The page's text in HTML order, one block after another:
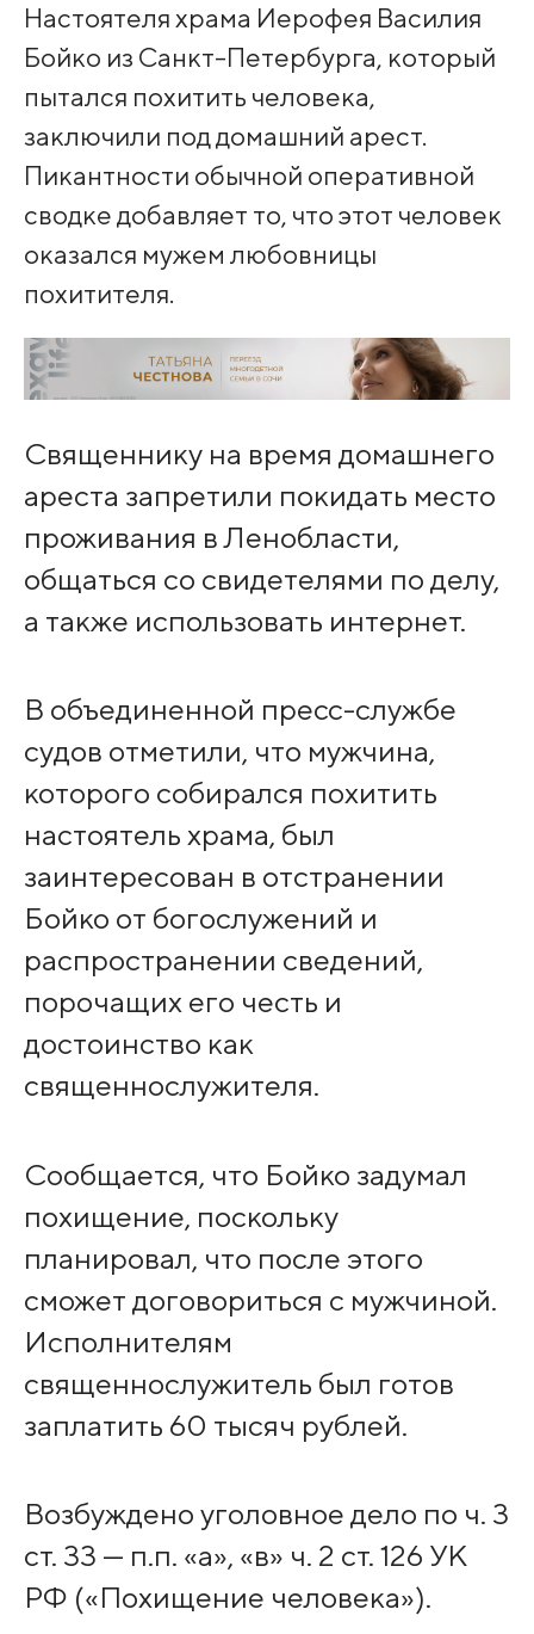
Настоятеля храма Иерофея Василия
Бойко из Санкт-Петербурга, который
пытался похитить человека,
заключили под домашний арест.
Пикантности обычной оперативной
сводке добавляет то, что этот человек
оказался мужем любовницы
похитителя.
Священнику на время домашнего
ареста запретили покидать место
проживания в Ленобласти,
общаться со свидетелями по делу,
а также использовать интернет.
В объединенной пресс-службе
судов отметили, что мужчина,
которого собирался похитить
настоятель храма, был
заинтересован в отстранении
Бойко от богослужений и
распространении сведений,
порочащих его честь и
достоинство как
священнослужителя.
Сообщается, что Бойко задумал
похищение, поскольку
планировал, что после этого
сможет договориться с мужчиной.
Исполнителям
священнослужитель был готов
заплатить 60 тысяч рублей.
Возбуждено уголовное дело по ч. 3
ст. 33 — п.п. «а», «в» ч. 2 ст. 126 УК
РФ («Похищение человека»).